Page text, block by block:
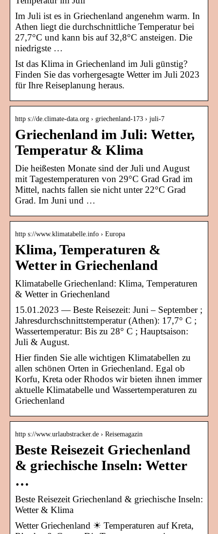
Im Juli ist es in Griechenland angenehm warm. In
Athen liegt die durchschnittliche Temperatur bei
27,7°C und kann bis auf 32,8°C ansteigen. Die
niedrigste …
Ist das Klima in Griechenland im Juli günstig?
Finden Sie das vorhergesagte Wetter im Juli 2023
für Ihre Reiseplanung heraus.
http s://de.climate-data.org › griechenland-173 › juli-7
Griechenland im Juli: Wetter,
Temperatur & Klima
Die heißesten Monate sind der Juli und August
mit Tagestemperaturen von 29°C Grad Grad im
Mittel, nachts fallen sie nicht unter 22°C Grad
Grad. Im Juni und …
http s://www.klimatabelle.info › Europa
Klima, Temperaturen &
Wetter in Griechenland
Klimatabelle Griechenland: Klima, Temperaturen
& Wetter in Griechenland
15.01.2023 — Beste Reisezeit: Juni – September ;
Jahresdurchschnittstemperatur (Athen): 17,7° C ;
Wassertemperatur: Bis zu 28° C ; Hauptsaison:
Juli & August.
Hier finden Sie alle wichtigen Klimatabellen zu
allen schönen Orten in Griechenland. Egal ob
Korfu, Kreta oder Rhodos wir bieten ihnen immer
aktuelle Klimatabelle und Wassertemperaturen zu
Griechenland
http s://www.urlaubstracker.de › Reisemagazin
Beste Reisezeit Griechenland
& griechische Inseln: Wetter
…
Beste Reisezeit Griechenland & griechische Inseln:
Wetter & Klima
Wetter Griechenland ☀ Temperaturen auf Kreta,